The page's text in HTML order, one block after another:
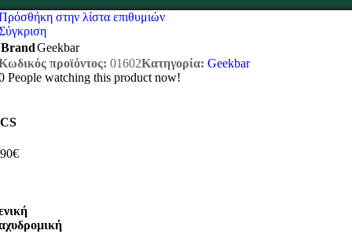
στην λίστα επιθυμιών
BrandGeekbar
προϊόντος: 01602Κατηγορία: Geekbar
People watching this product now!